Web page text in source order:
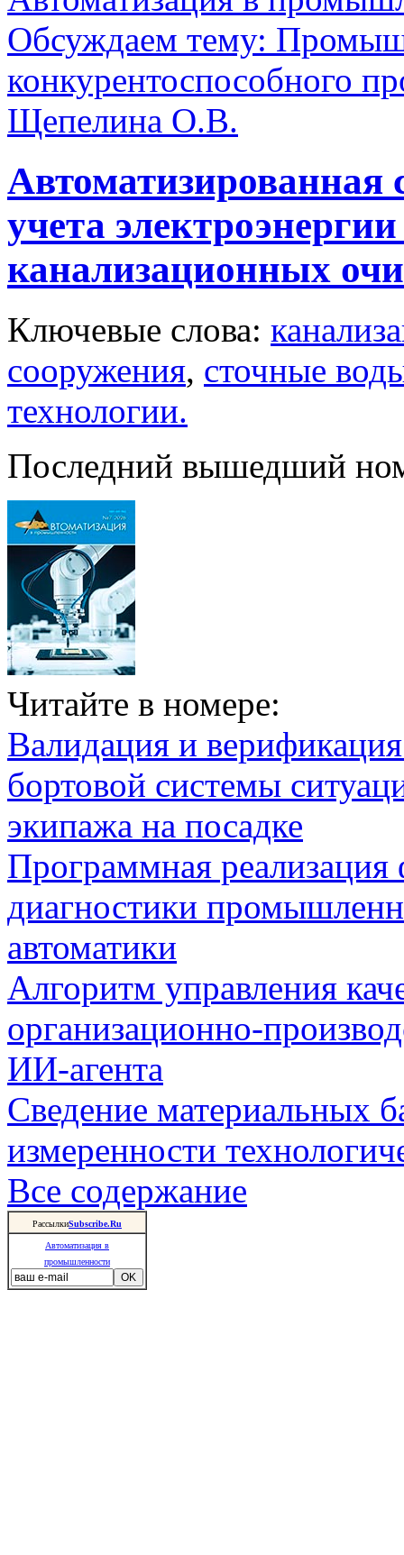
Обсуждаем тему:
конкурентоспособного
Щепелина О.В.
Автоматизированная
учета
канализационных
Ключевые слова:
сооружения, сточные
технологии.
Последний вышедший
Читайте в номере:
Валидация и
бортовой системы
экипажа на посадке
Программная
диагностики
автоматики
Алгоритм управления
организационно-
ИИ-агента
Сведение материальных
измеренности
Все содержание
РассылкиSubscribe.Ru
Автоматизация в
промышленности